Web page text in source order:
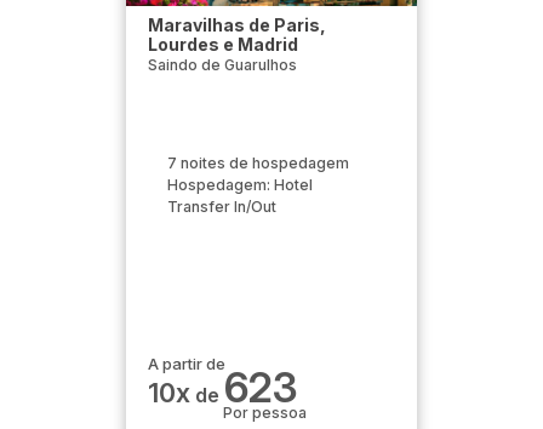
Maravilhas de Paris,
Lourdes e Madrid
Saindo de Guarulhos
7 noites de hospedagem
Hospedagem: Hotel
Transfer In/Out
A partir de
10x de 623
Por pessoa